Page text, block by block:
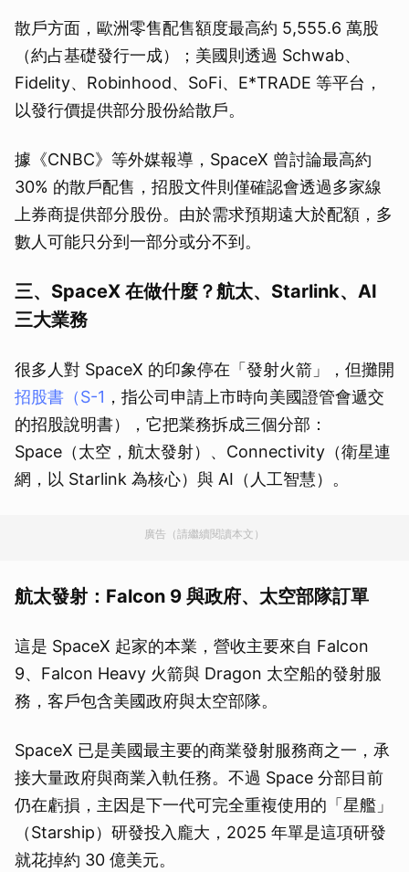
散戶方面，歐洲零售配售額度最高約 5,555.6 萬股
（約占基礎發行一成）；美國則透過 Schwab、
Fidelity、Robinhood、SoFi、E*TRADE 等平台，
以發行價提供部分股份給散戶。
據《CNBC》等外媒報導，SpaceX 曾討論最高約
30% 的散戶配售，招股文件則僅確認會透過多家線
上券商提供部分股份。由於需求預期遠大於配額，多
數人可能只分到一部分或分不到。
三、SpaceX 在做什麼？航太、Starlink、AI
三大業務
很多人對 SpaceX 的印象停在「發射火箭」，但攤開
招股書（S-1 ，指公司申請上市時向美國證管會遞交
的招股說明書），它把業務拆成三個分部：
Space（太空，航太發射）、Connectivity（衛星連
網，以 Starlink 為核心）與 AI（人工智慧）。
廣告（請繼續閱讀本文）
航太發射：Falcon 9 與政府、太空部隊訂單
這是 SpaceX 起家的本業，營收主要來自 Falcon
9、Falcon Heavy 火箭與 Dragon 太空船的發射服
務，客戶包含美國政府與太空部隊。
SpaceX 已是美國最主要的商業發射服務商之一，承
接大量政府與商業入軌任務。不過 Space 分部目前
仍在虧損，主因是下一代可完全重複使用的「星艦」
（Starship）研發投入龐大，2025 年單是這項研發
就花掉約 30 億美元。